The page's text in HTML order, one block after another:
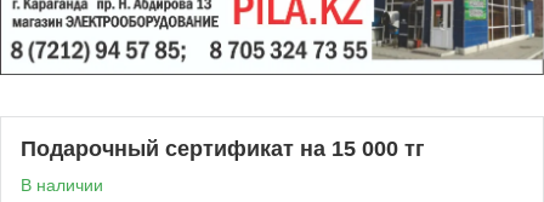
Подарочный сертификат на 15 000 тг
В наличии